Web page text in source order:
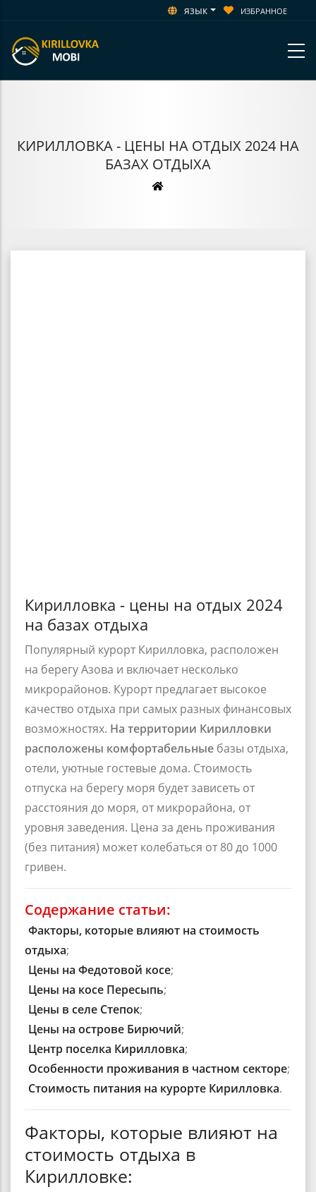
язык ИЗБРАННОЕ
КИРИЛЛОВКА - ЦЕНЫ НА ОТДЫХ 2024 НА
БАЗАХ ОТДЫХА
Строка
Кирилловка - цены на отдых 2024
на базах отдыха
Популярный курорт Кирилловка, расположен
на берегу Азова и включает несколько
микрорайонов. Курорт предлагает высокое
качество отдыха при самых разных финансовых
возможностях. На территории Кирилловки
расположены комфортабельные базы отдыха,
отели, уютные гостевые дома. Стоимость
отпуска на берегу моря будет зависеть от
расстояния до моря, от микрорайона, от
уровня заведения. Цена за день проживания
(без питания) может колебаться от 80 до 1000
гривен.
Содержание статьи:
Факторы, которые влияют на стоимость
отдыха;
Цены на Федотовой косе;
Цены на косе Пересыпь;
Цены в селе Степок;
Цены на острове Бирючий;
Центр поселка Кирилловка;
Особенности проживания в частном секторе;
Стоимость питания на курорте Кирилловка.
Факторы, которые влияют на
стоимость отдыха в
Кирилловке: